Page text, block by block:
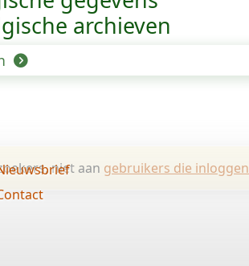
archieven
niet aan gebruikers die inloggen